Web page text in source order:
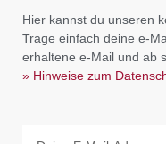
Hier kannst du unseren
Trage einfach deine e-
erhaltene e-Mail und ab
» Hinweise zum